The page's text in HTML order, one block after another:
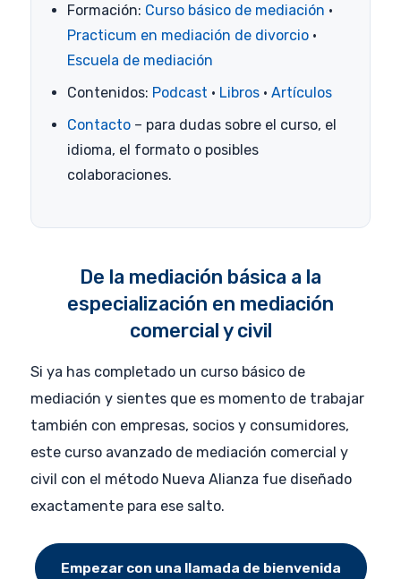
Formación: Curso básico de mediación ·
Practicum en mediación de divorcio ·
Escuela de mediación
Contenidos: Podcast · Libros · Artículos
Contacto – para dudas sobre el curso, el
idioma, el formato o posibles
colaboraciones.
De la mediación básica a la
especialización en mediación
comercial y civil
Si ya has completado un curso básico de
mediación y sientes que es momento de trabajar
también con empresas, socios y consumidores,
este curso avanzado de mediación comercial y
civil con el método Nueva Alianza fue diseñado
exactamente para ese salto.
Empezar con una llamada de bienvenida